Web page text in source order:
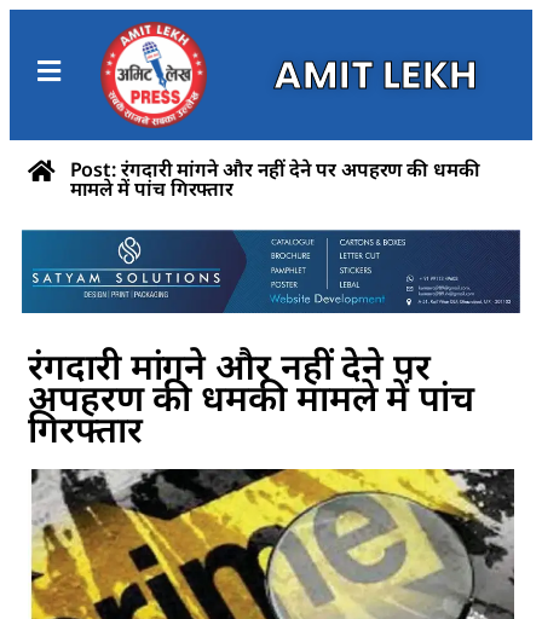
AMIT LEKH
Post: रंगदारी मांगने और नहीं देने पर अपहरण की धमकी
मामले में पांच गिरफ्तार
रंगदारी मांगने और नहीं देने पर
अपहरण की धमकी मामले में पांच
गिरफ्तार